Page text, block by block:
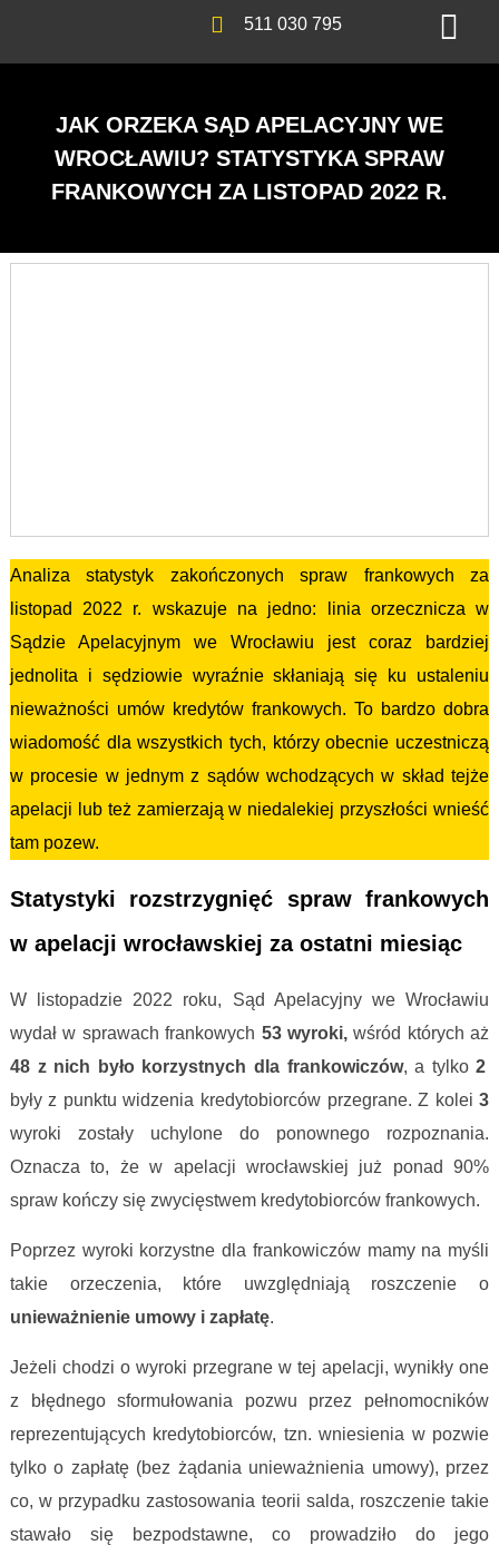
511 030 795
JAK ORZEKA SĄD APELACYJNY WE
WROCŁAWIU? STATYSTYKA SPRAW
FRANKOWYCH ZA LISTOPAD 2022 R.
Analiza statystyk zakończonych spraw frankowych za
listopad 2022 r. wskazuje na jedno: linia orzecznicza w
Sądzie Apelacyjnym we Wrocławiu jest coraz bardziej
jednolita i sędziowie wyraźnie skłaniają się ku ustaleniu
nieważności umów kredytów frankowych. To bardzo dobra
wiadomość dla wszystkich tych, którzy obecnie uczestniczą
w procesie w jednym z sądów wchodzących w skład tejże
apelacji lub też zamierzają w niedalekiej przyszłości wnieść
tam pozew.
Statystyki rozstrzygnięć spraw frankowych
w apelacji wrocławskiej za ostatni miesiąc
W listopadzie 2022 roku, Sąd Apelacyjny we Wrocławiu
wydał w sprawach frankowych 53 wyroki,wśród których aż
48 z nich było korzystnych dla frankowiczów, a tylko2
były z punktu widzenia kredytobiorców przegrane. Z kolei3
wyroki zostały uchylone do ponownego rozpoznania.
Oznacza to, że w apelacji wrocławskiej już ponad 90%
spraw kończy się zwycięstwem kredytobiorców frankowych.
Poprzez wyroki korzystne dla frankowiczów mamy na myśli
takie orzeczenia, które uwzględniają roszczenie o
unieważnienie umowy i zapłatę.
Jeżeli chodzi o wyroki przegrane w tej apelacji, wynikły one
z błędnego sformułowania pozwu przez pełnomocników
reprezentujących kredytobiorców, tzn. wniesienia w pozwie
tylko o zapłatę (bez żądania unieważnienia umowy), przez
co, w przypadku zastosowania teorii salda, roszczenie takie
stawało się bezpodstawne, co prowadziło do jego